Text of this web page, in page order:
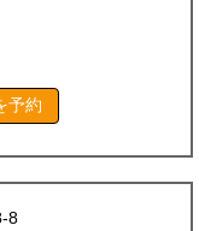
予約
8